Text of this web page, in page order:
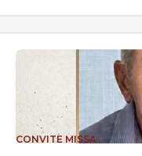
CONVITE MISSA